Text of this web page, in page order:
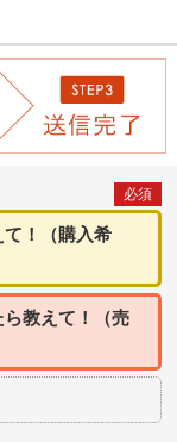
必須
！（購入希
教えて！（売